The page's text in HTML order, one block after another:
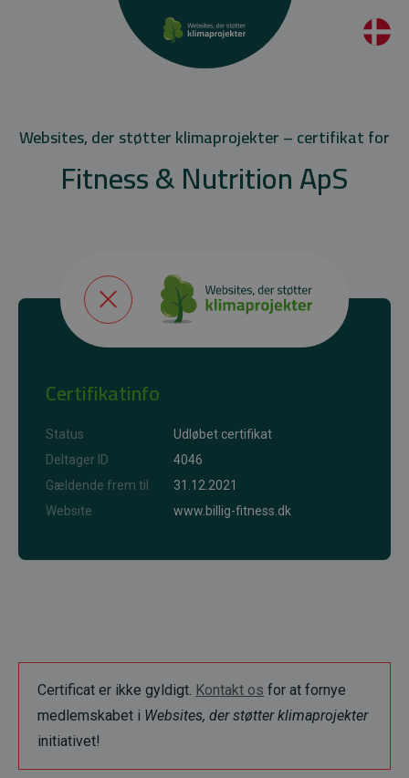
Websites, der støtter klimaprojekter – certifikat for
Fitness & Nutrition ApS
Certifikatinfo
Status
Udløbet certifikat
Deltager ID
4046
Gældende frem til
31.12.2021
Website
www.billig-fitness.dk
Certificat er ikke gyldigt. Kontakt os for at fornye
medlemskabet i Websites, der støtter klimaprojekter
initiativet!